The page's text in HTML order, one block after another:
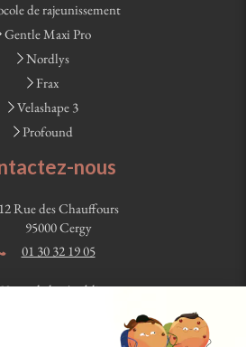
de rajeunissement
Gentle Maxi Pro
Nordlys
Frax
Velashape 3
Profound
nous
12 Rue des Chauffours
95000Cergy
01 30 32 19 05
rue de la république